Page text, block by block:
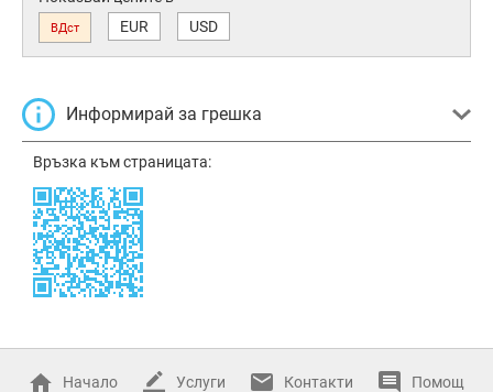
ВДст EUR USD
Информирай за грешка
Връзка към страницата:
Начало Услуги Контакти Помощ